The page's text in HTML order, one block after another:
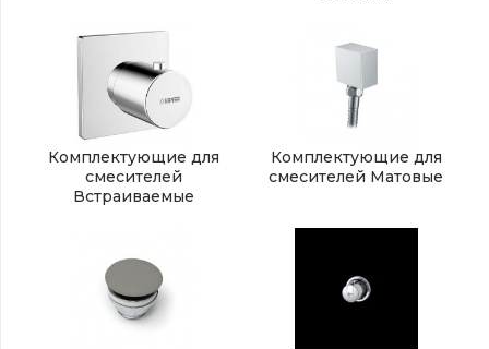
Комплектующие для
смесителей
Встраиваемые
Комплектующие для
смесителей Матовые